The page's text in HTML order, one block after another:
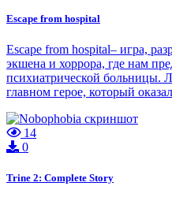
Escape from hospital
Escape from hospital– игра,
экшена и хоррора, где нам
психиатрической больницы.
главном герое, который
14
0
Trine 2: Complete Story